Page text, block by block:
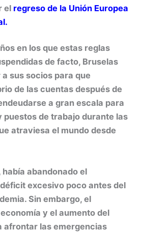
el regreso de la Unión Europea
en los que estas reglas
de facto, Bruselas
sus socios para que
de las cuentas después de
a gran escala para
puestos de trabajo durante las
atraviesa el mundo desde
había abandonado el
excesivo poco antes del
Sin embargo, el
y el aumento del
afrontar las emergencias